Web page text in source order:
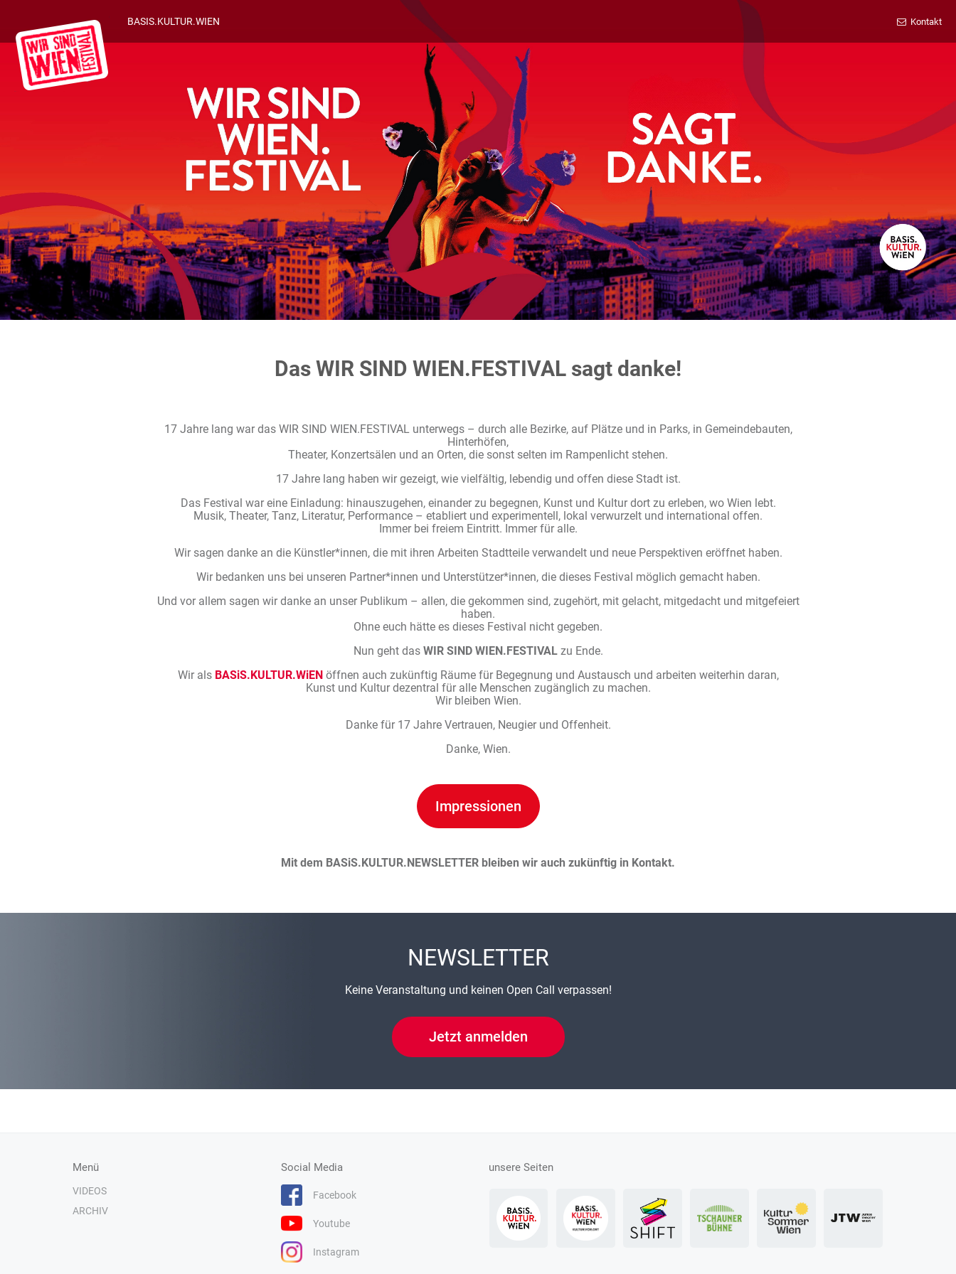
BASIS.KULTUR.WIEN Kontakt
Das WIR SIND WIEN.FESTIVAL sagt danke!
17 Jahre lang war das WIR SIND WIEN.FESTIVAL unterwegs – durch alle Bezirke, auf Plätze und in Parks, in Gemeindebauten,
Hinterhöfen,
Theater, Konzertsälen und an Orten, die sonst selten im Rampenlicht stehen.
17 Jahre lang haben wir gezeigt, wie vielfältig, lebendig und offen diese Stadt ist.
Das Festival war eine Einladung: hinauszugehen, einander zu begegnen, Kunst und Kultur dort zu erleben, wo Wien lebt.
Musik, Theater, Tanz, Literatur, Performance – etabliert und experimentell, lokal verwurzelt und international offen.
Immer bei freiem Eintritt. Immer für alle.
Wir sagen danke an die Künstler*innen, die mit ihren Arbeiten Stadtteile verwandelt und neue Perspektiven eröffnet haben.
Wir bedanken uns bei unseren Partner*innen und Unterstützer*innen, die dieses Festival möglich gemacht haben.
Und vor allem sagen wir danke an unser Publikum – allen, die gekommen sind, zugehört, mit gelacht, mitgedacht und mitgefeiert
haben.
Ohne euch hätte es dieses Festival nicht gegeben.
Nun geht das WIR SIND WIEN.FESTIVALzu Ende.
Wir als BASiS.KULTUR.WiENöffnen auch zukünftig Räume für Begegnung und Austausch und arbeiten weiterhin daran,
Kunst und Kultur dezentral für alle Menschen zugänglich zu machen.
Wir bleiben Wien.
Danke für 17 Jahre Vertrauen, Neugier und Offenheit.
Danke, Wien.
Impressionen
Mit dem BASiS.KULTUR.NEWSLETTER bleiben wir auch zukünftig in Kontakt.
NEWSLETTER
Keine Veranstaltung und keinen Open Call verpassen!
Jetzt anmelden
Menü
VIDEOS
ARCHIV
Social Media
Facebook
Youtube
Instagram
unsere Seiten